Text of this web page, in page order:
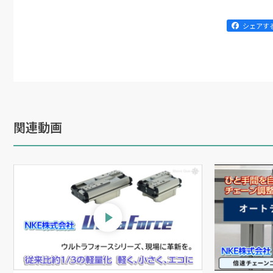
シェアす
関連動画